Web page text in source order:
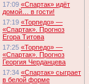
17:09 «Спартак» идёт
домой… в гости!
17:19 «Торпедо» —
«Спартак». Прогноз
Егора Титова
17:25 «Торпедо» —
«Спартак». Прогноз
Георгия Черданцева
17:34 «Спартак» сыграет
в белой форме